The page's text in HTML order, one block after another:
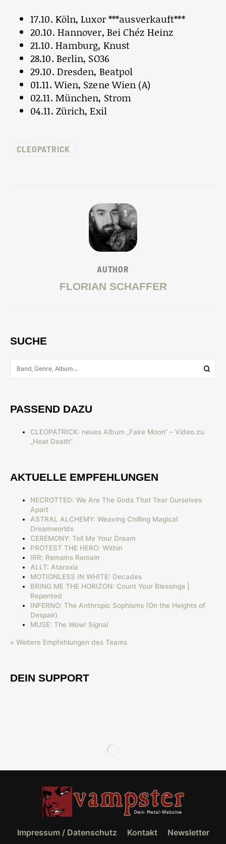
17.10. Köln, Luxor ***ausverkauft***
20.10. Hannover, Bei Chéz Heinz
21.10. Hamburg, Knust
28.10. Berlin, SO36
29.10. Dresden, Beatpol
01.11. Wien, Szene Wien (A)
02.11. München, Strom
04.11. Zürich, Exil
CLEOPATRICK
AUTHOR
FLORIAN SCHAFFER
SUCHE
PASSEND DAZU
CLEOPATRICK: neues Album „Fake Moon“ – Video zu
„Heat Death“
AKTUELLE EMPFEHLUNGEN
NECROTTED: We Are The Gods That Tear Ourselves
Apart
ASTRAL ALCHEMY: Weaving Chilling Magical
Dreamworlds
CEREMONY: Tell Me Your Dream
PROTEST THE HERO: Within
IRR: Remains Remain
ALLT: Ataraxia
MOTIONLESS IN WHITE: Decades
BRING ME THE HORIZON: Count Your Blessings |
Repented
INFERNO: The Anthropic Sophisms (On the Heights of
Despair)
MUSE: The Wow! Signal
» Weitere Empfehlungen des Teams
DEIN SUPPORT
Impressum / Datenschutz Kontakt Newsletter